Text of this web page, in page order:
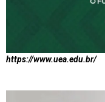
https://www.uea.edu.br/